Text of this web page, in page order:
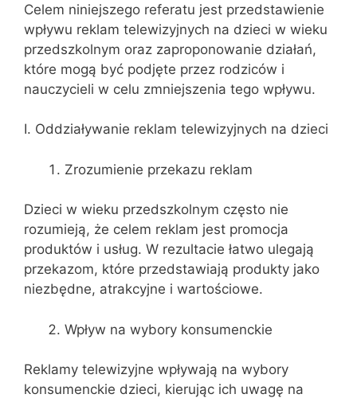
Celem niniejszego referatu jest przedstawienie
wpływu reklam telewizyjnych na dzieci w wieku
przedszkolnym oraz zaproponowanie działań,
które mogą być podjęte przez rodziców i
nauczycieli w celu zmniejszenia tego wpływu.
I. Oddziaływanie reklam telewizyjnych na dzieci
Zrozumienie przekazu reklam
Dzieci w wieku przedszkolnym często nie
rozumieją, że celem reklam jest promocja
produktów i usług. W rezultacie łatwo ulegają
przekazom, które przedstawiają produkty jako
niezbędne, atrakcyjne i wartościowe.
Wpływ na wybory konsumenckie
Reklamy telewizyjne wpływają na wybory
konsumenckie dzieci, kierując ich uwagę na